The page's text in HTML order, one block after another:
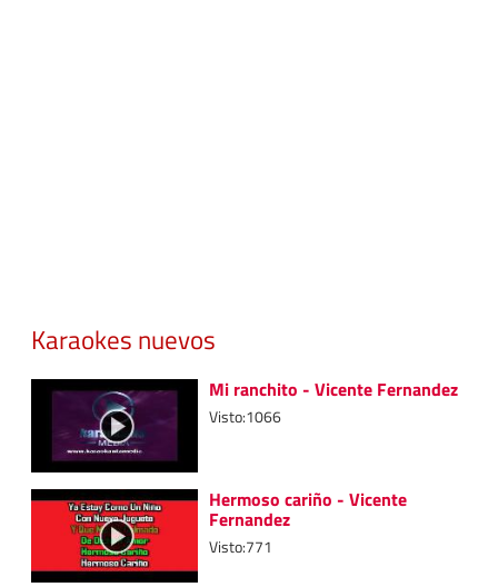
Karaokes nuevos
Mi ranchito - Vicente Fernandez
Visto:1066
Hermoso cariño - Vicente
Fernandez
Visto:771